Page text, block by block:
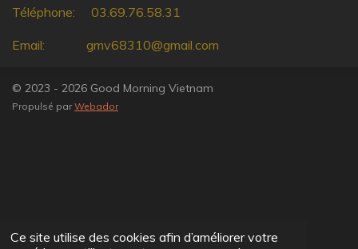
Ce site utilise des cookies afin d’améliorer votre
Téléphone: 03.69.76.58.31
Email: gmv68310@gmail.com
© 2023 - 2026 Good Morning Vietnam
Propulsé parWebador